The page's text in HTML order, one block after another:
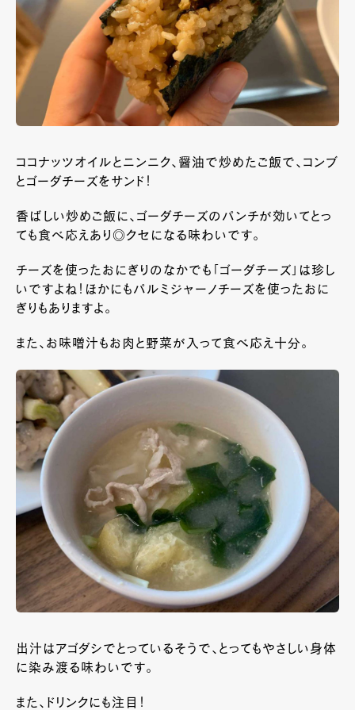
ココナッツオイルとニンニク、醤油で炒めたご飯で、コンブ
とゴーダチーズをサンド！
香ばしい炒めご飯に、ゴーダチーズのパンチが効いてとっ
ても食べ応えあり◎クセになる味わいです。
チーズを使ったおにぎりのなかでも「ゴーダチーズ」は珍し
いですよね！ほかにもパルミジャーノチーズを使ったおに
ぎりもありますよ。
また、お味噌汁もお肉と野菜が入って食べ応え十分。
出汁はアゴダシでとっているそうで、とってもやさしい身体
に染み渡る味わいです。
また、ドリンクにも注目！